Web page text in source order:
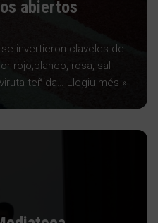
abiertos
invertieron claveles de
rojo,blanco, rosa, sal
teñida… Llegiu més »